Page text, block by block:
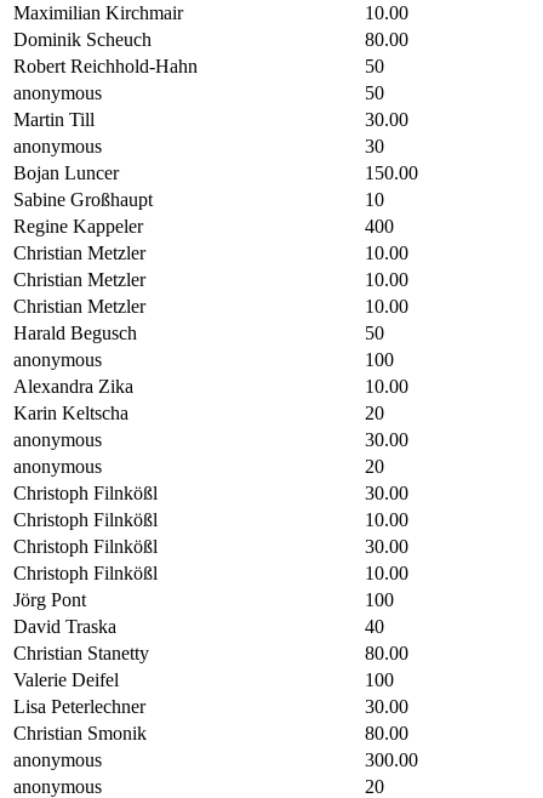
Maximilian Kirchmair
10.00
Dominik Scheuch
80.00
Robert Reichhold-Hahn
50
anonymous
50
Martin Till
30.00
anonymous
30
Bojan Luncer
150.00
Sabine Großhaupt
10
Regine Kappeler
400
Christian Metzler
10.00
Christian Metzler
10.00
Christian Metzler
10.00
Harald Begusch
50
anonymous
100
Alexandra Zika
10.00
Karin Keltscha
20
anonymous
30.00
anonymous
20
Christoph Filnkößl
30.00
Christoph Filnkößl
10.00
Christoph Filnkößl
30.00
Christoph Filnkößl
10.00
Jörg Pont
100
David Traska
40
Christian Stanetty
80.00
Valerie Deifel
100
Lisa Peterlechner
30.00
Christian Smonik
80.00
anonymous
300.00
anonymous
20